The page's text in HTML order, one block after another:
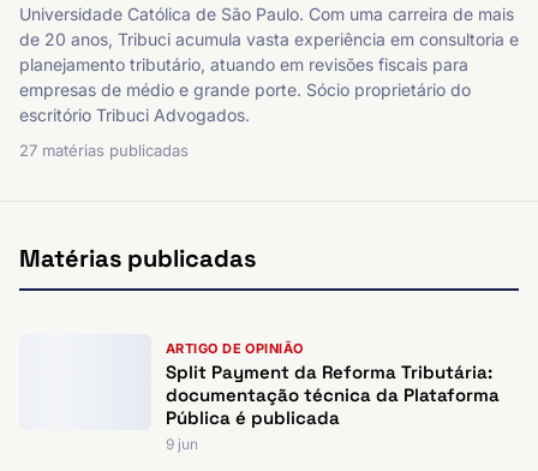
Universidade Católica de São Paulo. Com uma carreira de mais
de 20 anos, Tribuci acumula vasta experiência em consultoria e
planejamento tributário, atuando em revisões fiscais para
empresas de médio e grande porte. Sócio proprietário do
escritório Tribuci Advogados.
27 matérias publicadas
Matérias publicadas
ARTIGO DE OPINIÃO
Split Payment da Reforma Tributária:
documentação técnica da Plataforma
Pública é publicada
9 jun